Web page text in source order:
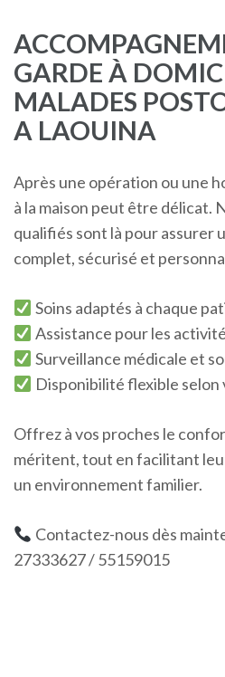
GARDE À
MALADES
A LAOUINA
Après une opération ou une
à la maison peut être délicat.
qualifiés sont là pour assurer
complet, sécurisé et
Soins adaptés à chaque
Assistance pour les
Surveillance médicale et
Disponibilité flexible selon
Offrez à vos proches le
méritent, tout en facilitant
un environnement familier.
Contactez-nous dès
27333627 / 55159015